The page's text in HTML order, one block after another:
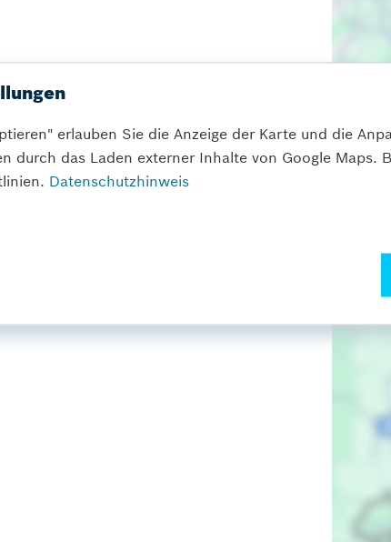
erlauben Sie die Anzeige der Karte und die
durch das Laden externer Inhalte von Google Maps.
Datenschutzhinweis